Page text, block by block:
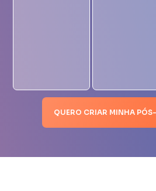
QUERO CRIAR MINHA